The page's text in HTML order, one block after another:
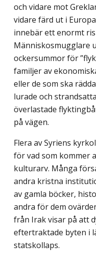
och vidare mot
vidare färd ut i
innebär ett enormt
Människosmugglare
ockersummor för
familjer av
eller de som ska
lurade och
överlastade
på vägen.
Flera av Syriens
för vad som kommer
kulturarv. Många
andra kristna
av gamla böcker,
andra för dem
från Irak visar på att
eftertraktade byten i
statskollaps.